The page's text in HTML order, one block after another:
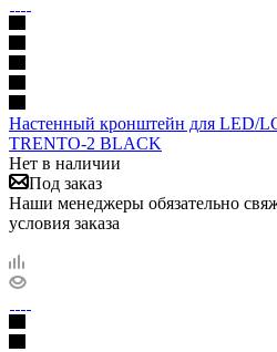
Настенный кронштейн для LED/
TRENTO-2 BLACK
Нет в наличии
Под заказ
Наши менеджеры обязательно
условия заказа